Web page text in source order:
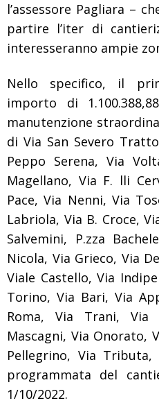
l’assessore Pagliara –
partire l’iter di
interesseranno ampie
Nello specifico, il
importo di
manutenzione
di Via San Severo
Peppo Serena, Via
Magellano, Via F. lli
Pace, Via Nenni, Via
Labriola, Via B. Croce,
Salvemini, P.zza
Nicola, Via Grieco, Via
Viale Castello, Via
Torino, Via Bari, Via
Roma, Via Trani, Via
Mascagni, Via Onorato,
Pellegrino, Via
programmata del
1/10/2022.